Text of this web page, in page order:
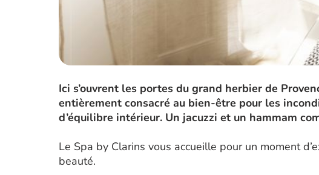
Ici s’ouvrent les portes du grand herbier de
entièrement consacré au bien-être pour les
d’équilibre intérieur. Un jacuzzi et un hammam
Le Spa by Clarins vous accueille pour un moment
beauté.